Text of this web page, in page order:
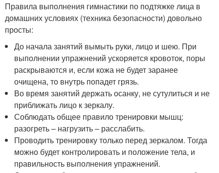
Правила выполнения гимнастики по подтяжке лица в
домашних условиях (техника безопасности) довольно
просты:
До начала занятий вымыть руки, лицо и шею. При
выполнении упражнений ускоряется кровоток, поры
раскрываются и, если кожа не будет заранее
очищена, то внутрь попадет грязь.
Во время занятий держать осанку, не сутулиться и не
приближать лицо к зеркалу.
Соблюдать общее правило тренировки мышц:
разогреть – нагрузить – расслабить.
Проводить тренировку только перед зеркалом. Тогда
можно будет контролировать и положение тела, и
правильность выполнения упражнений.